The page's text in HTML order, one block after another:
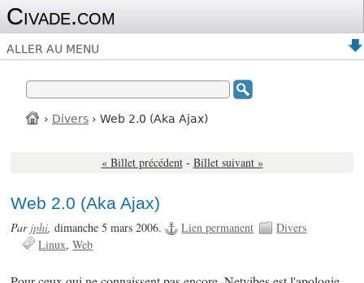
Civade.com
ALLER AU MENU
› Divers › Web 2.0 (Aka Ajax)
« Billet précédent - Billet suivant »
Web 2.0 (Aka Ajax)
Par jphi,dimanche 5 mars 2006. Lien permanent
Divers
Linux Web